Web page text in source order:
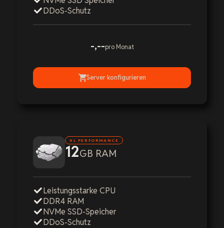
DDoS-Schutz
-,--pro Monat
Server konfigurieren
XL PERFORMANCE
12GB RAM
Leistungsstarke CPU
DDR4 RAM
NVMe SSD-Speicher
DDoS-Schutz